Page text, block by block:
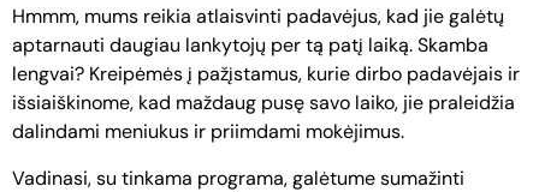
Hmmm, mums reikia atlaisvinti padavėjus, kad jie galėtų
aptarnauti daugiau lankytojų per tą patį laiką. Skamba
lengvai? Kreipėmės į pažįstamus, kurie dirbo padavėjais ir
išsiaiškinome, kad maždaug pusę savo laiko, jie praleidžia
dalindami meniukus ir priimdami mokėjimus.
Vadinasi, su tinkama programa, galėtume sumažinti